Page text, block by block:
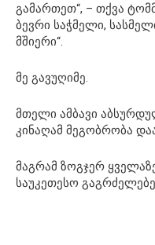
გამართეთ“, – თქვა
ბევრი საჭმელი,
მშიერი“.
მე გავუღიმე.
მთელი ამბავი
კინაღამ მეგობრობა
მაგრამ ზოგჯერ
საუკეთესო